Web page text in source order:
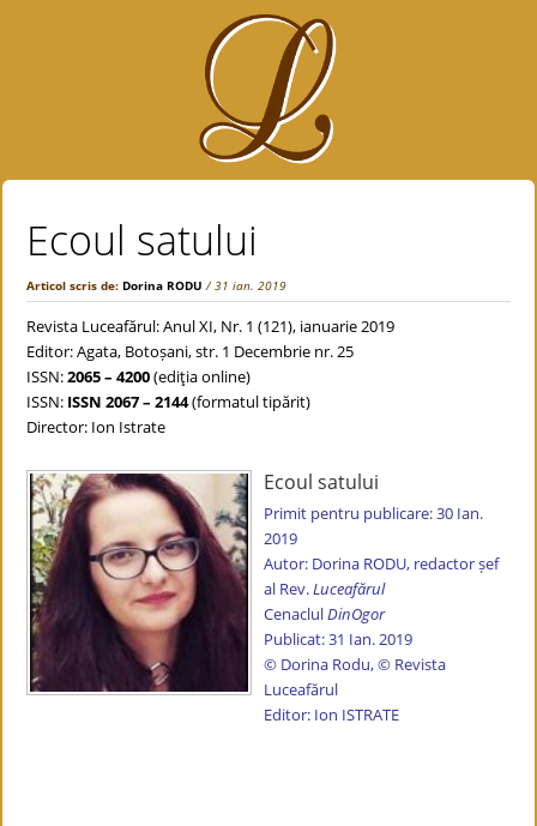
Ecoul satului
Articol scris de:Dorina RODU / 31 ian. 2019
Revista Luceafărul: Anul XI, Nr. 1 (121), ianuarie 2019
Editor: Agata, Botoșani, str. 1 Decembrie nr. 25
ISSN:2065 – 4200(ediţia online)
ISSN: ISSN 2067 – 2144(formatul tipărit)
Director: Ion Istrate
Ecoul satului
Primit pentru publicare: 30 Ian.
2019
Autor: Dorina RODU, redactor șef
al Rev.Luceafărul
CenaclulDinOgor
Publicat: 31 Ian. 2019
© Dorina Rodu, © Revista
Luceafărul
Editor: Ion ISTRATE